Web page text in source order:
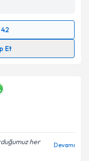
42
Et
bilgilendireceğiz.
ilişkin
her
Devamı